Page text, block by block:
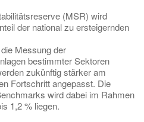
(MSR) wird
der national zu ersteigernden
Messung der
bestimmter Sektoren
zukünftig stärker am
Fortschritt angepasst. Die
wird dabei im Rahmen
1,2 % liegen.